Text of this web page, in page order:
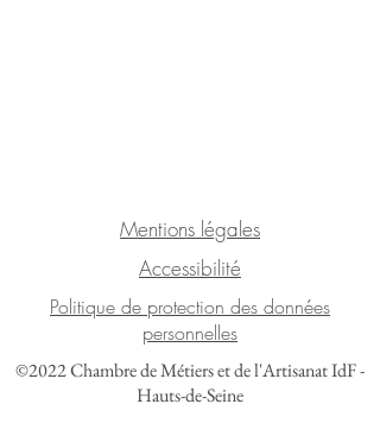
Mentions légales
Accessibilité
Politique de protection des données
personnelles
©2022 Chambre de Métiers et de l'Artisanat IdF -
Hauts-de-Seine